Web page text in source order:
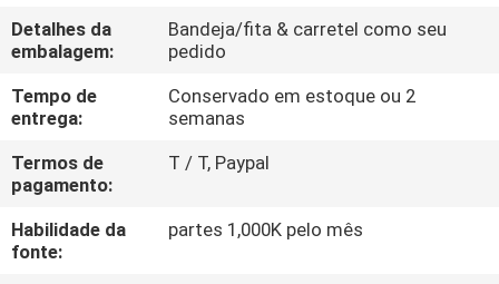
CONTACTE-
NOS
PEÇA
UMAS
CITAÇÕES
Detalhes da
embalagem:
Bandeja/fita & carretel como seu
pedido
Tempo de
entrega:
Conservado em estoque ou 2
semanas
Termos de
pagamento:
T / T, Paypal
Habilidade da
fonte:
partes 1,000K pelo mês